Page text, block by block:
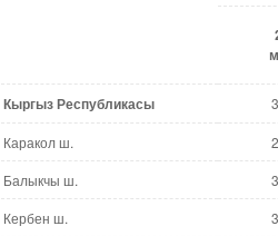
Кыргыз Республикасы
Каракол ш.
Балыкчы ш.
Кербен ш.